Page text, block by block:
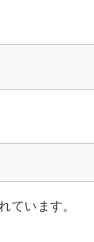
ています。